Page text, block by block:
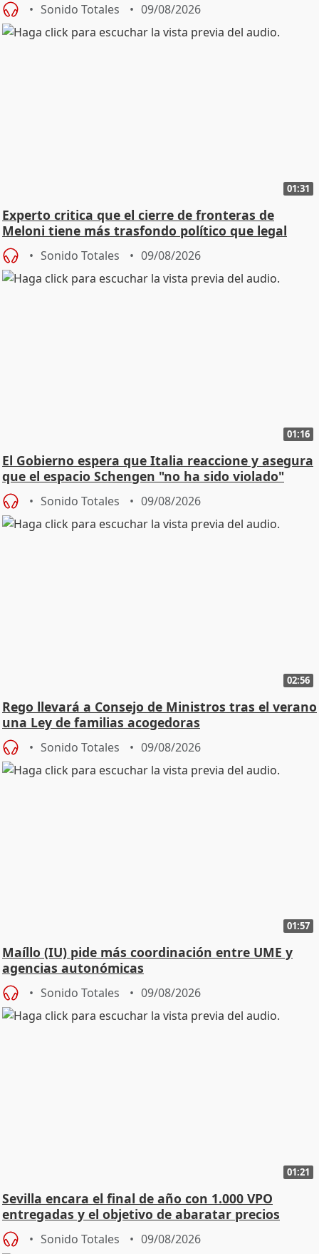
Sonido Totales 09/08/2026
01:31
Experto critica que el cierre de fronteras de
Meloni tiene más trasfondo político que legal
Sonido Totales 09/08/2026
01:16
El Gobierno espera que Italia reaccione y asegura
que el espacio Schengen "no ha sido violado"
Sonido Totales 09/08/2026
02:56
Rego llevará a Consejo de Ministros tras el verano
una Ley de familias acogedoras
Sonido Totales 09/08/2026
01:57
Maíllo (IU) pide más coordinación entre UME y
agencias autonómicas
Sonido Totales 09/08/2026
01:21
Sevilla encara el final de año con 1.000 VPO
entregadas y el objetivo de abaratar precios
Sonido Totales 09/08/2026